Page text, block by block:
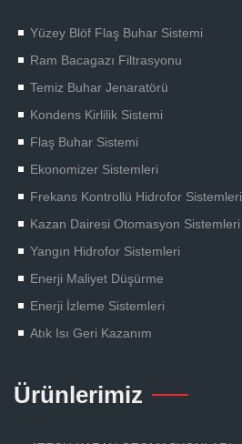
Yüzey Blöf Flaş Buhar Sistemi
Ram Bacagazı Filtrasyonu
Temiz Buhar Jenaratörü
Kondens Kirlilik Sistemi
Flaş Buhar Sistemi
Ekonomizer Sistemleri
Frekans Kontrollü Hidrofor Sistemleri
Kazan Dairesi Otomasyon Sistemleri
Yangın Hidrofor Sistemleri
Enerji Maliyet Düşürme
Enerji İzleme Sistemleri
Atık Isı Geri Kazanım
Ürünlerimiz